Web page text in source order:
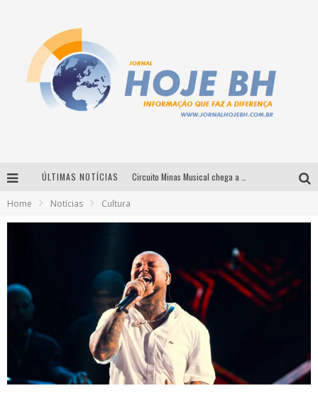
ÚLTIMAS NOTÍCIAS
Milton Guedes traz turnê “Milton Canta Lulu” a Belo Horizonte
Home Notícias Cultura